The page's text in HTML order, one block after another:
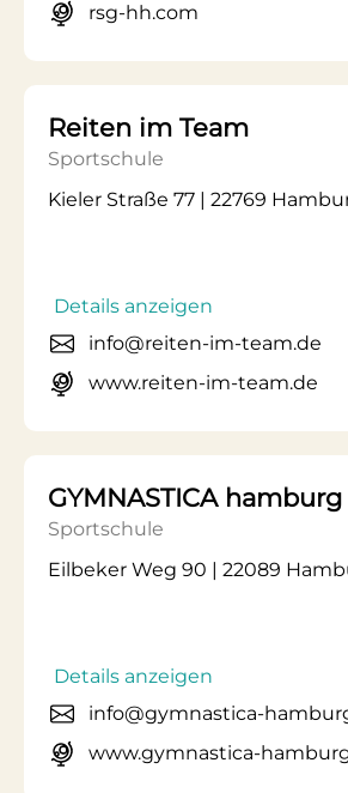
rsg-hh.com
Reiten im Team
Sportschule
Kieler Straße 77 | 22769
Details anzeigen
info@reiten-im-team.de
www.reiten-im-team.de
GYMNASTICA
Sportschule
Eilbeker Weg 90 | 22089
Details anzeigen
info@gymnastica-
www.gymnastica-